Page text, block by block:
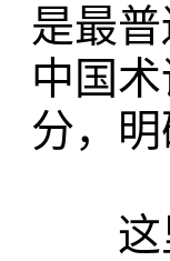
是最
中国
分，
这里